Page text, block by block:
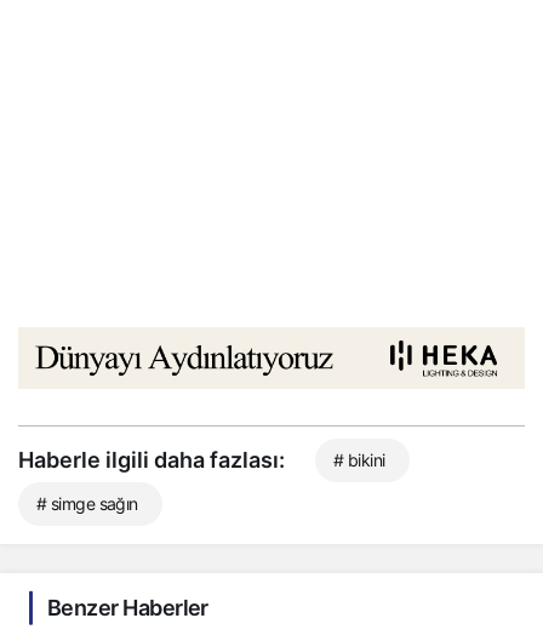
Haberle ilgili daha fazlası: # bikini
# simge sağın
Benzer Haberler